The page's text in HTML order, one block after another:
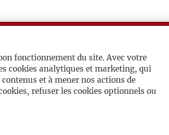
fonctionnement du site. Avec votre
cookies analytiques et marketing, qui
et à mener nos actions de
refuser les cookies optionnels ou